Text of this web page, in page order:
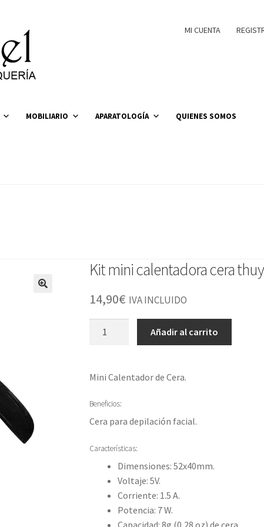
MI CUENTA
MOBILIARIO APARATOLOGÍA QUIENES SOMOS
Kit mini calentadora cera
14,90€ IVA INCLUIDO
thuya
cantidad
Añadir al carrito
Mini Calentador de Cera.
Beneficios:
Cera para depilación facial.
Características:
Dimensiones: 52x40mm.
Voltaje: 5V.
Corriente: 1.5 A.
Potencia: 7 W.